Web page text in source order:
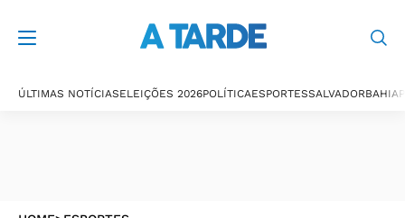
ÚLTIMAS NOTÍCIASELEIÇÕES 2026POLÍTICAESPORTESSALVADORBAHIA